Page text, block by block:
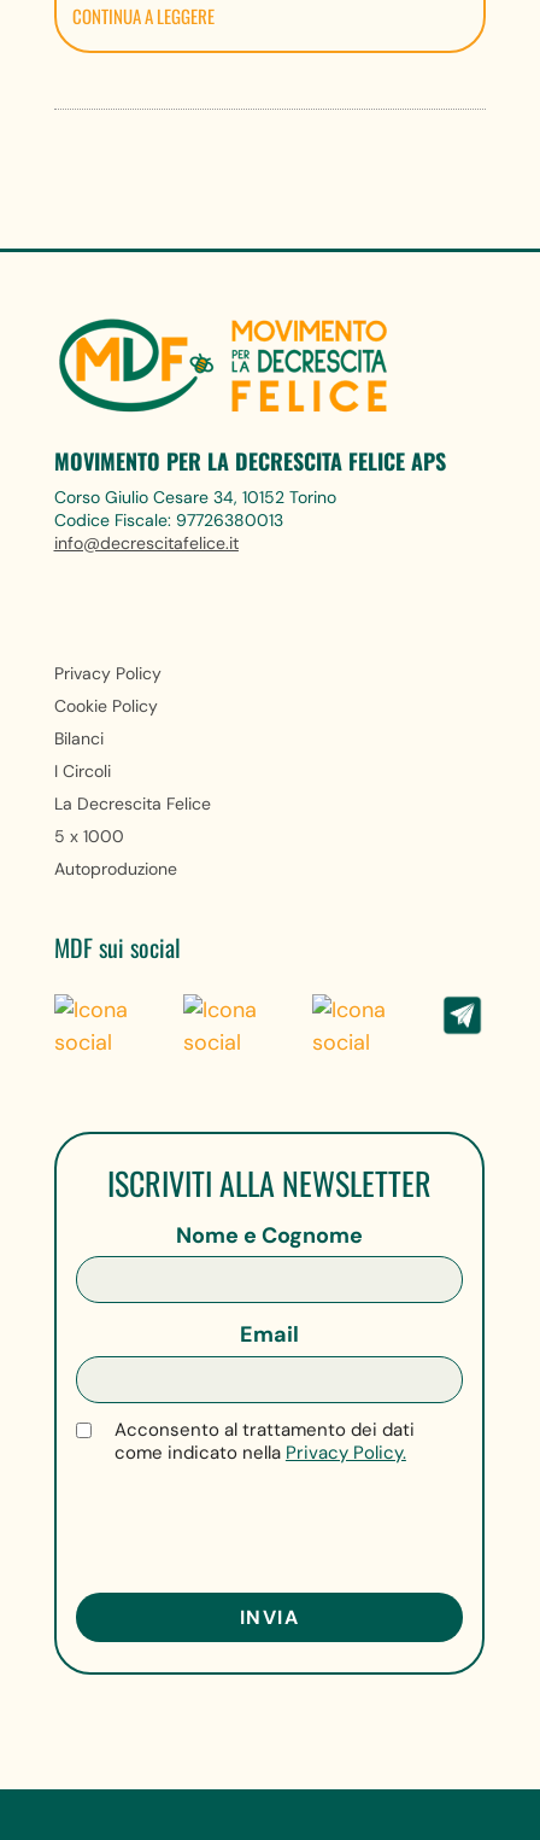
CONTINUA A LEGGERE
MOVIMENTO PER LA DECRESCITA FELICE APS
Corso Giulio Cesare 34, 10152 Torino
Codice Fiscale: 97726380013
info@decrescitafelice.it
Privacy Policy
Cookie Policy
Bilanci
I Circoli
La Decrescita Felice
5 x 1000
Autoproduzione
MDF sui social
ISCRIVITI ALLA NEWSLETTER
Nome e Cognome
Email
Acconsento al trattamento dei dati
come indicato nella Privacy Policy.